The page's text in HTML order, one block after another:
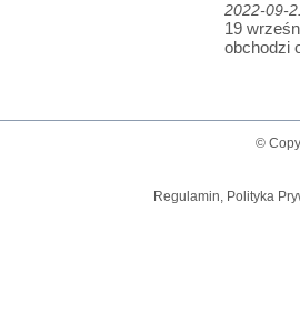
2022-09-
19
obchodzi
©
Regulamin, Polityka